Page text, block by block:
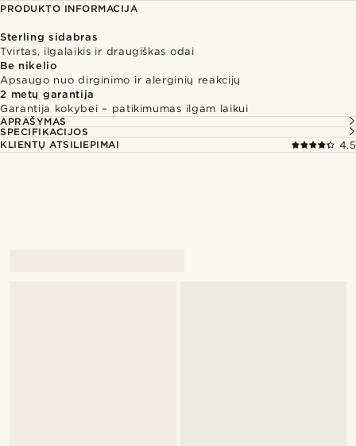
PRODUKTO INFORMACIJA
Sterling sidabras
Tvirtas, ilgalaikis ir draugiškas odai
Be nikelio
Apsaugo nuo dirginimo ir alerginių reakcijų
2 metų garantija
Garantija kokybei – patikimumas ilgam laikui
APRAŠYMAS
SPECIFIKACIJOS
KLIENTŲ ATSILIEPIMAI
4.5